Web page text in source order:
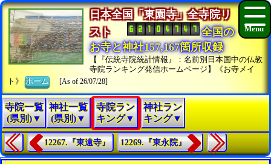
日本全国「東園寺」全寺院リ
スト
全国の
お寺と神社157,167箇所収録
【『伝統寺院統計情報』：名前別日本国中の仏教
寺院ランキング発信ホームページ】《お寺メイ
ト》ホーム [As of 26/07/28]
寺院一覧
(県別)▼
神社一覧
(県別)▼
寺院ラン
キング▼
神社ラン
キング▼
12267.『東遠寺』 12269.『東永院』